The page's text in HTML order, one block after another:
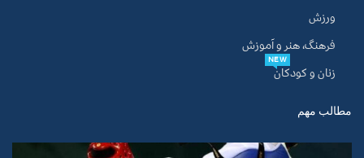
ورزش
فرهنگ، هنر و آموزش
زنان و کودکان
NEW
مطالب مهم